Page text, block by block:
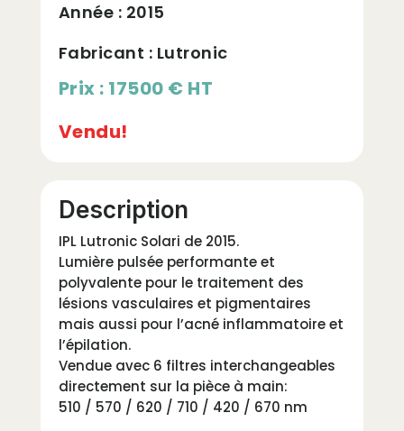
Année : 2015
Fabricant : Lutronic
Prix : 17500 € HT
Vendu!
Description
IPL Lutronic Solari de 2015.
Lumière pulsée performante et
polyvalente pour le traitement des
lésions vasculaires et pigmentaires
mais aussi pour l’acné inflammatoire et
l’épilation.
Vendue avec 6 filtres interchangeables
directement sur la pièce à main:
510 / 570 / 620 / 710 / 420 / 670 nm